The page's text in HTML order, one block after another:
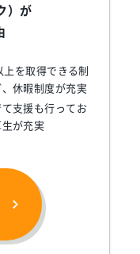
）が
を取得できる制
休暇制度が充実
支援も行ってお
が充実